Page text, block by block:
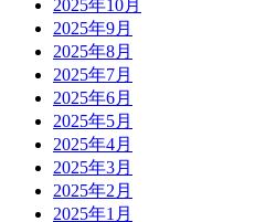
2025年10月
2025年9月
2025年8月
2025年7月
2025年6月
2025年5月
2025年4月
2025年3月
2025年2月
2025年1月